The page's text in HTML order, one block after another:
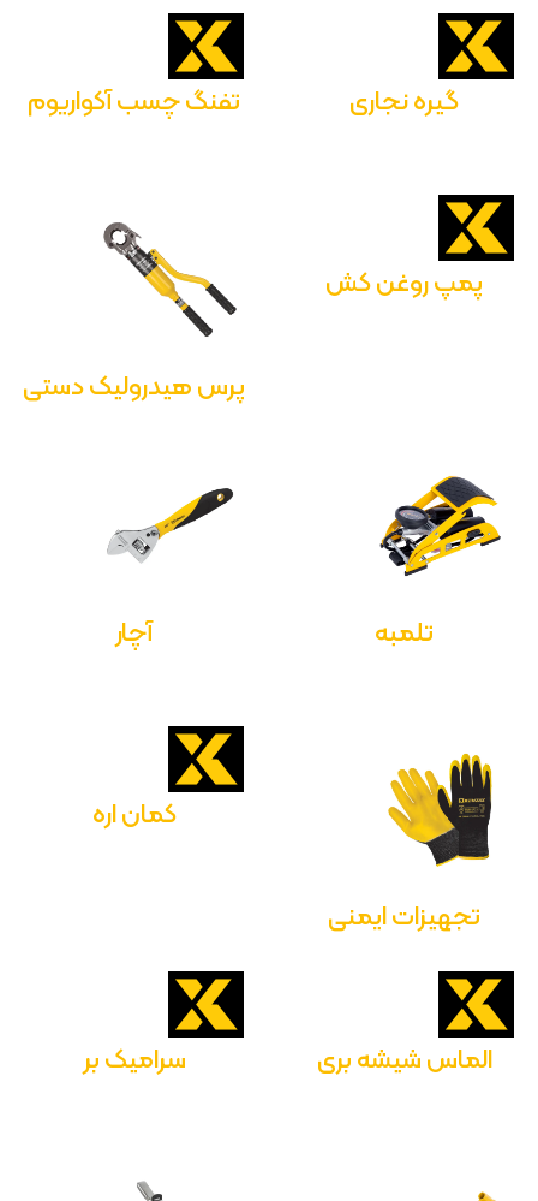
گیره نجاری تفنگ چسب آکواریوم
پمپ روغن کش
پرس هیدرولیک دستی
تلمبه آچار
تجهیزات ایمنی
کمان اره
الماس شیشه بری سرامیک بر